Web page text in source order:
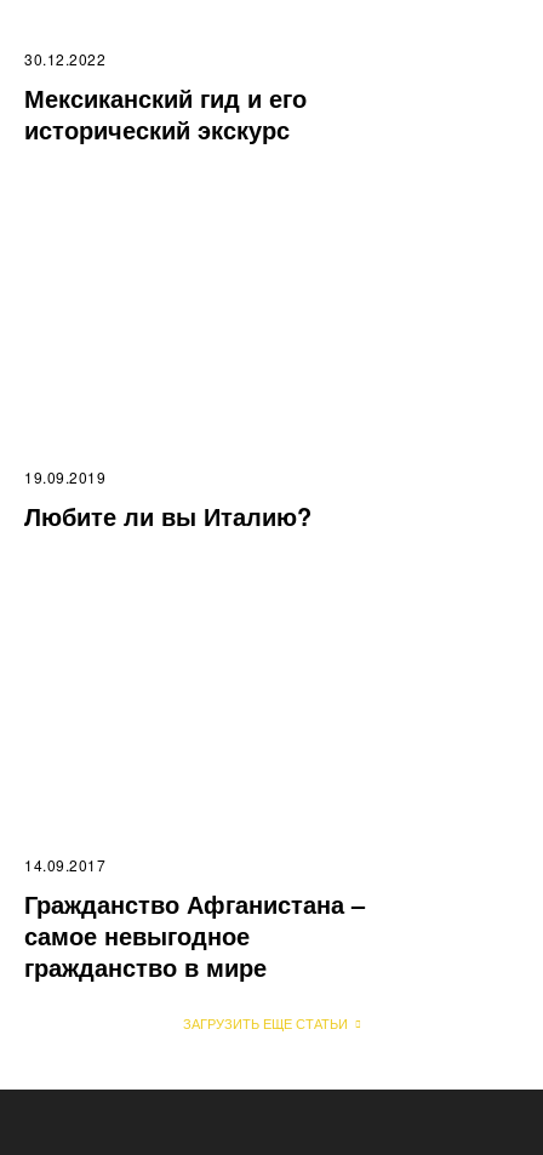
30.12.2022
Мексиканский гид и его
исторический экскурс
19.09.2019
Любите ли вы Италию?
14.09.2017
Гражданство Афганистана –
самое невыгодное
гражданство в мире
ЗАГРУЗИТЬ ЕЩЕ СТАТЬИ